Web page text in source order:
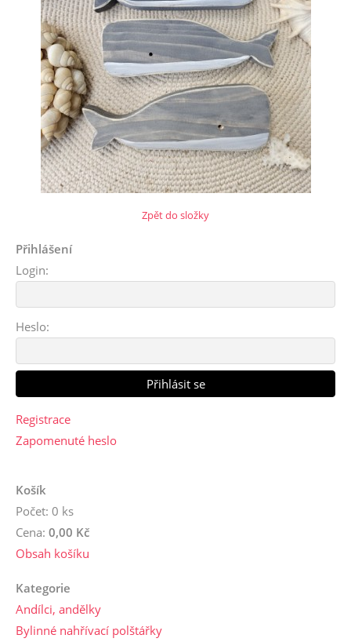
Zpět do složky
Přihlášení
Login:
Heslo:
Registrace
Zapomenuté heslo
Košík
Počet: 0 ks
Cena: 0,00 Kč
Obsah košíku
Kategorie
Andílci, andělky
Bylinné nahřívací polštářky